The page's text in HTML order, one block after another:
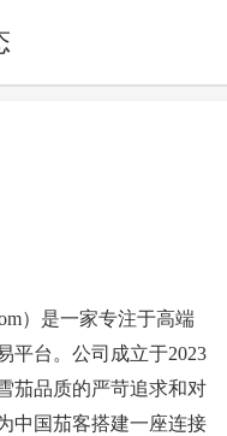
）是一家专注于高端
平台。公司成立于2023
茄品质的严苛追求和对
中国茄客搭建一座连接